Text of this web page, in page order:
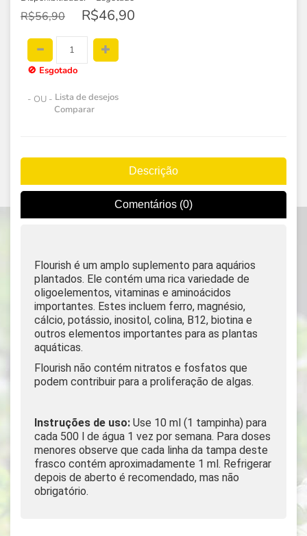
R$56,90 R$46,90
🚫 Esgotado
- OU - Lista de desejos
Comparar
Descrição
Comentários (0)
Flourish é um amplo suplemento para aquários
plantados. Ele contém uma rica variedade de
oligoelementos, vitaminas e aminoácidos
importantes. Estes incluem ferro, magnésio,
cálcio, potássio, inositol, colina, B12, biotina e
outros elementos importantes para as plantas
aquáticas.
Flourish não contém nitratos e fosfatos que
podem contribuir para a proliferação de algas.
Instruções de uso: Use 10 ml (1 tampinha) para
cada 500 l de água 1 vez por semana. Para doses
menores observe que cada linha da tampa deste
frasco contém aproximadamente 1 ml. Refrigerar
depois de aberto é recomendado, mas não
obrigatório.